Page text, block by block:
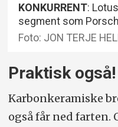
KONKURRENT:
segment som
Foto: JON TERJE
Praktisk også!
Karbonkeramiske
også får ned farten.